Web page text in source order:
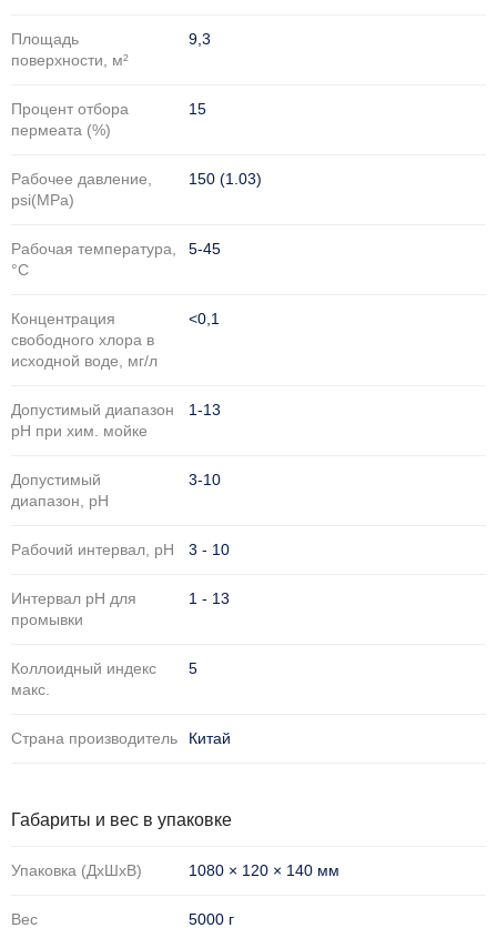
Площадь
поверхности, м²
9,3
Процент отбора
пермеата (%)
15
Рабочее давление,
psi(MPa)
150 (1.03)
Рабочая температура,
°C
5-45
Концентрация
свободного хлора в
исходной воде, мг/л
<0,1
Допустимый диапазон
рН при хим. мойке
1-13
Допустимый
диапазон, рН
3-10
Рабочий интервал, pH 3 - 10
Интервал pH для
промывки
1 - 13
Коллоидный индекс
макс.
5
Страна производитель Китай
Габариты и вес в упаковке
Упаковка (ДхШхВ) 1080 × 120 × 140 мм
Вес 5000 г